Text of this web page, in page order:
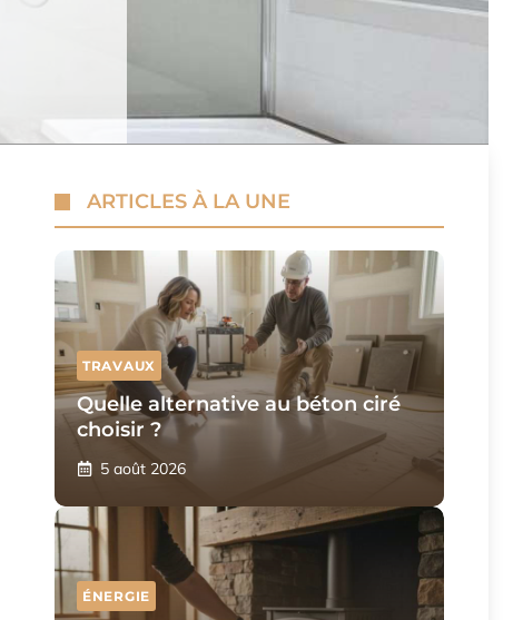
ARTICLES À LA UNE
TRAVAUX
Quelle alternative au béton ciré
choisir ?
5 août 2026
ÉNERGIE